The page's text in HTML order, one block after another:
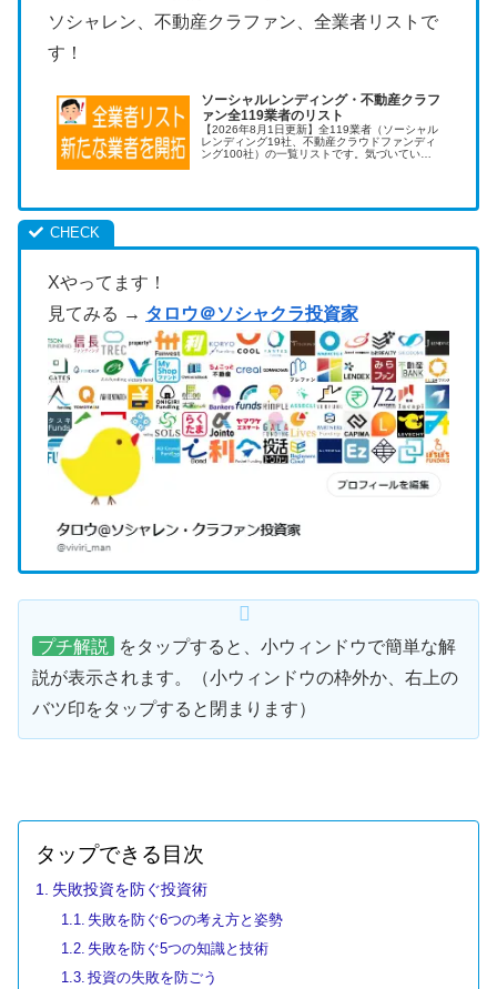
ソシャレン、不動産クラファン、全業者リストで
す！
ソーシャルレンディング・不動産クラフ
ァン全119業者のリスト
【2026年8月1日更新】全119業者（ソーシャル
レンディング19社、不動産クラウドファンディ
ング100社）の一覧リストです。気づいていな
Xやってます！
見てみる → タロウ＠ソシャクラ投資家
プチ解説
をタップすると、小ウィンドウで簡単な解
説が表示されます。（小ウィンドウの枠外か、右上の
バツ印をタップすると閉まります）
タップできる目次
失敗投資を防ぐ投資術
失敗を防ぐ6つの考え方と姿勢
失敗を防ぐ5つの知識と技術
投資の失敗を防ごう